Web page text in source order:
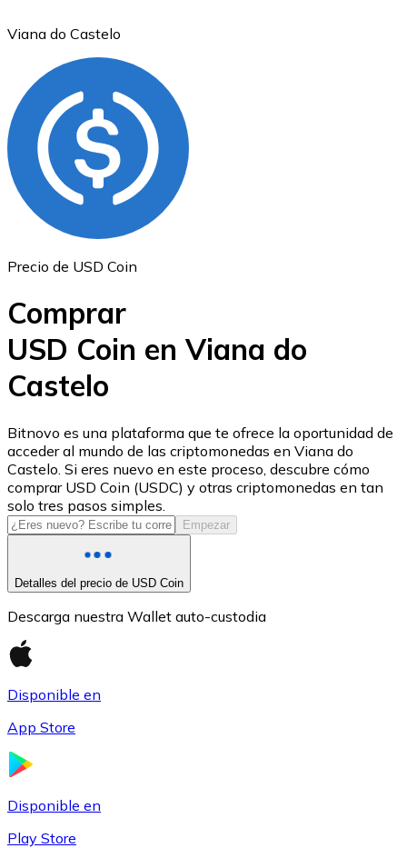
Ethereum
ETH
USD Coin
LTC
Viana do Castelo
Precio de USD Coin
Comprar
USD Coin en Viana do
Castelo
Bitnovo es una plataforma que te ofrece la oportunidad de
acceder al mundo de las criptomonedas en Viana do
Castelo. Si eres nuevo en este proceso, descubre cómo
comprar USD Coin (USDC) y otras criptomonedas en tan
solo tres pasos simples.
Empezar
Detalles del precio de USD Coin
Descarga nuestra Wallet auto-custodia
Disponible en
App Store
Disponible en
Play Store